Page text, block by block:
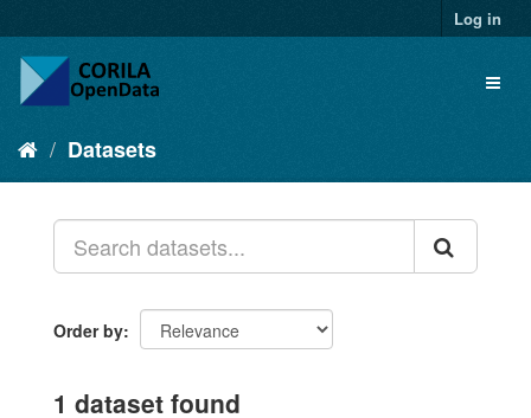
Log in
Datasets
Order by
1 dataset found